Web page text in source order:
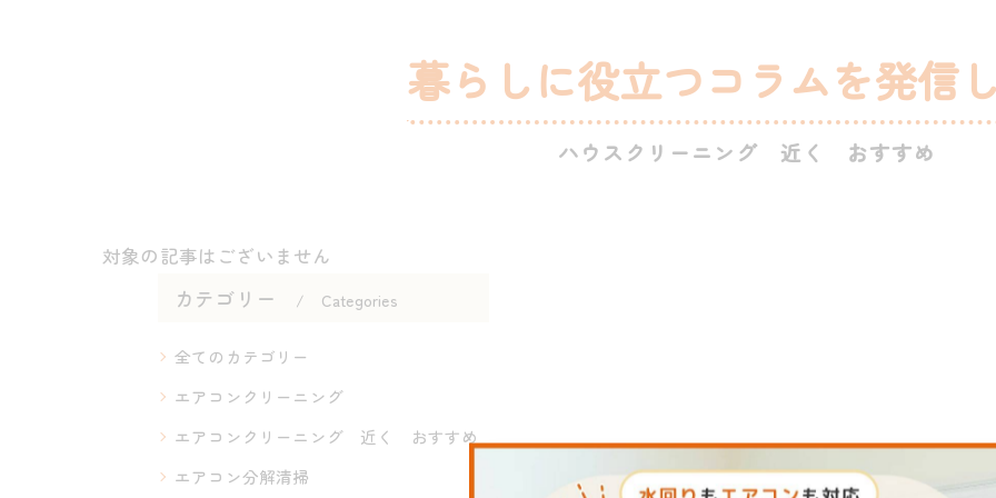
暮らしに役立つコラムを発信
ハウスクリーニング 近く おすすめ
対象の記事はございません
カテゴリー Categories
全てのカテゴリー
エアコンクリーニング
エアコンクリーニング 近く おすすめ
エアコン分解清掃